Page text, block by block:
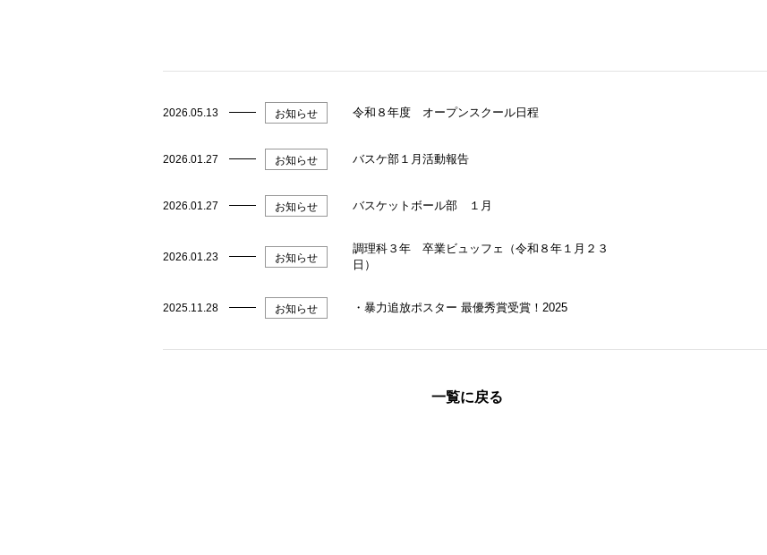
2026.05.13 お知らせ 令和８年度 オープンスクール日程
2026.01.27 お知らせ バスケ部１月活動報告
2026.01.27 お知らせ バスケットボール部 １月
2026.01.23 お知らせ
調理科３年 卒業ビュッフェ（令和８年１月２３
日）
2025.11.28 お知らせ ・暴力追放ポスター 最優秀賞受賞！2025
一覧に戻る